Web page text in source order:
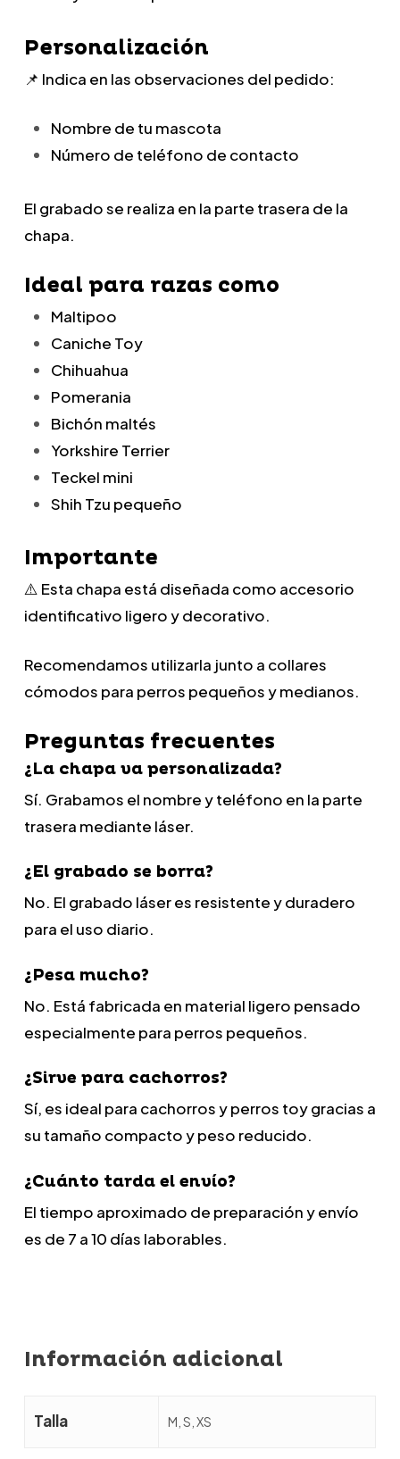
Personalización
📌 Indica en las observaciones del pedido:
Nombre de tu mascota
Número de teléfono de contacto
El grabado se realiza en la parte trasera de la
chapa.
Ideal para razas como
Maltipoo
Caniche Toy
Chihuahua
Pomerania
Bichón maltés
Yorkshire Terrier
Teckel mini
Shih Tzu pequeño
Importante
⚠️ Esta chapa está diseñada como accesorio
identificativo ligero y decorativo.
Recomendamos utilizarla junto a collares
cómodos para perros pequeños y medianos.
Preguntas frecuentes
¿La chapa va personalizada?
Sí. Grabamos el nombre y teléfono en la parte
trasera mediante láser.
¿El grabado se borra?
No. El grabado láser es resistente y duradero
para el uso diario.
¿Pesa mucho?
No. Está fabricada en material ligero pensado
especialmente para perros pequeños.
¿Sirve para cachorros?
Sí, es ideal para cachorros y perros toy gracias a
su tamaño compacto y peso reducido.
¿Cuánto tarda el envío?
El tiempo aproximado de preparación y envío
es de 7 a 10 días laborables.
Información adicional
Talla M, S, XS